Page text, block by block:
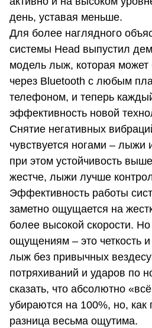
день, уставая меньше.
Для более наглядного
системы Head выпустил
модель лыж, которая может
через Bluetooth с любым
телефоном, и теперь
эффективность новой
Снятие негативных
чувствуется ногами – лыжи
при этом устойчивость
жестче, лыжи лучше
Эффективность работы
заметно ощущается на
более высокой скорости.
ощущениям – это четкость
лыж без привычных
потряхиваний и ударов по
сказать, что абсолютно
убираются на 100%, но, как
разница весьма ощутима.